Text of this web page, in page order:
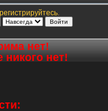
.
нет!
никого нет!